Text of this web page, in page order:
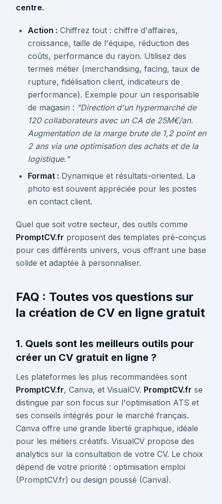
centre.
Action : Chiffrez tout : chiffre d'affaires,
croissance, taille de l'équipe, réduction des
coûts, performance du rayon. Utilisez des
termes métier (merchandising, facing, taux de
rupture, fidélisation client, indicateurs de
performance). Exemple pour un responsable
de magasin : "Direction d'un hypermarché de
120 collaborateurs avec un CA de 25M€/an.
Augmentation de la marge brute de 1,2 point en
2 ans via une optimisation des achats et de la
logistique."
Format : Dynamique et résultats-oriented. La
photo est souvent appréciée pour les postes
en contact client.
Quel que soit votre secteur, des outils comme
PromptCV.fr proposent des templates pré-conçus
pour ces différents univers, vous offrant une base
solide et adaptée à personnaliser.
FAQ : Toutes vos questions sur
la création de CV en ligne gratuit
1. Quels sont les meilleurs outils pour
créer un CV gratuit en ligne ?
Les plateformes les plus recommandées sont
PromptCV.fr, Canva, et VisualCV. PromptCV.fr se
distingue par son focus sur l'optimisation ATS et
ses conseils intégrés pour le marché français.
Canva offre une grande liberté graphique, idéale
pour les métiers créatifs. VisualCV propose des
analytics sur la consultation de votre CV. Le choix
dépend de votre priorité : optimisation emploi
(PromptCV.fr) ou design poussé (Canva).